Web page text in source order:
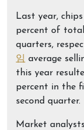
Last year,
percent of
quarters,
임 average
this year
percent in the
second quarter.
Market